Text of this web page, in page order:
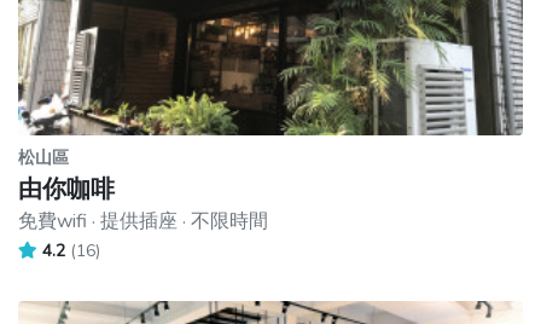
松山區
由你咖啡
免費wifi · 提供插座 · 不限時間
4.2 (16)